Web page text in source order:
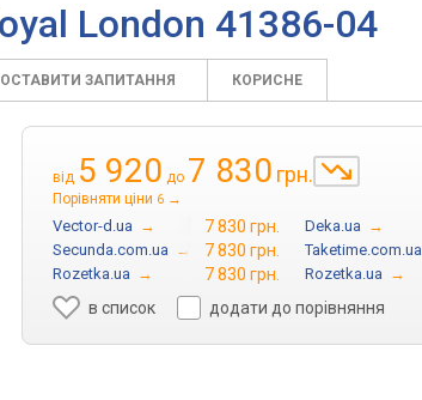
London 41386-04
ЗАПИТАННЯ КОРИСНЕ
від 5 920 до 7 830 грн.
Порівняти ціни 6 →
Vector-d.ua → 7 830 грн. Deka.ua →
Secunda.com.ua → 7 830 грн. Taketime.com.ua
Rozetka.ua → 7 830 грн. Rozetka.ua →
в список
додати до порівняння